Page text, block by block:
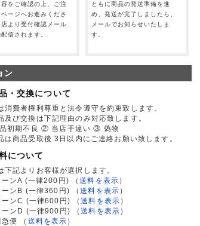
容をご確認の上、ご注
ージへお進みくださ
より受付確認メール
信されます。
ともに商品の発送準備を進
め、発送が完了しましたら、
メールでお知らせいたしま
す。
ン
・交換について
消費者権利尊重と法令遵守を約束致します。
及び交換は下記理由のみ対応致します。
初期不良 ② 当店手違い ③ 偽物
は商品受取後 3日以内にご連絡お願い致します。
について
下記よりお客様が選択します。
ーンA (一律200円)
（送料を表示 ）
ーンB (一律360円)
（送料を表示 ）
ーンC (一律600円)
（送料を表示 ）
ーンD (一律900円)
（送料を表示 ）
便
（ 送料を表示 ）